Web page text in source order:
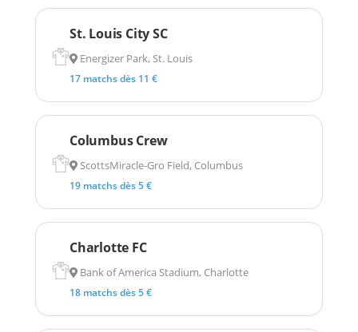
St. Louis City SC
Energizer Park, St. Louis
17 matchs dès 11 €
Columbus Crew
ScottsMiracle-Gro Field, Columbus
19 matchs dès 5 €
Charlotte FC
Bank of America Stadium, Charlotte
18 matchs dès 5 €